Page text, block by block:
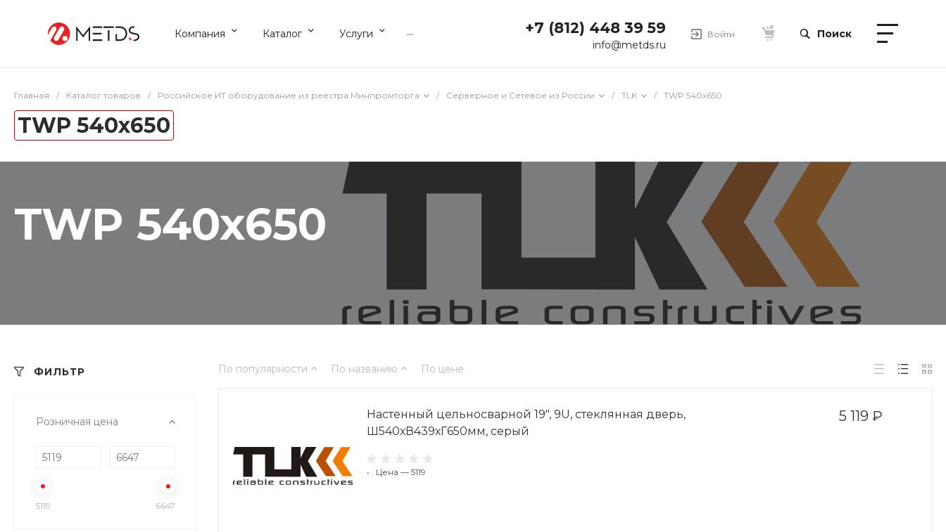
Компания Каталог Услуги ... +7 (812) 448 39 59
info@metds.ru
Войти Поиск
Главная / Каталог товаров / Российское ИТ оборудование из реестра Минпромторга / Серверное и Сетевое из России / TLK / TWP 540x650
TWP 540x650
TWP 540x650
ФИЛЬТР
Розничная цена
5119 6647
По популярности По названию По цене
5 119 ₽
Настенный цельносварной 19", 9U, стеклянная дверь,
Ш540хВ439хГ650мм, серый
• Цена — 5119